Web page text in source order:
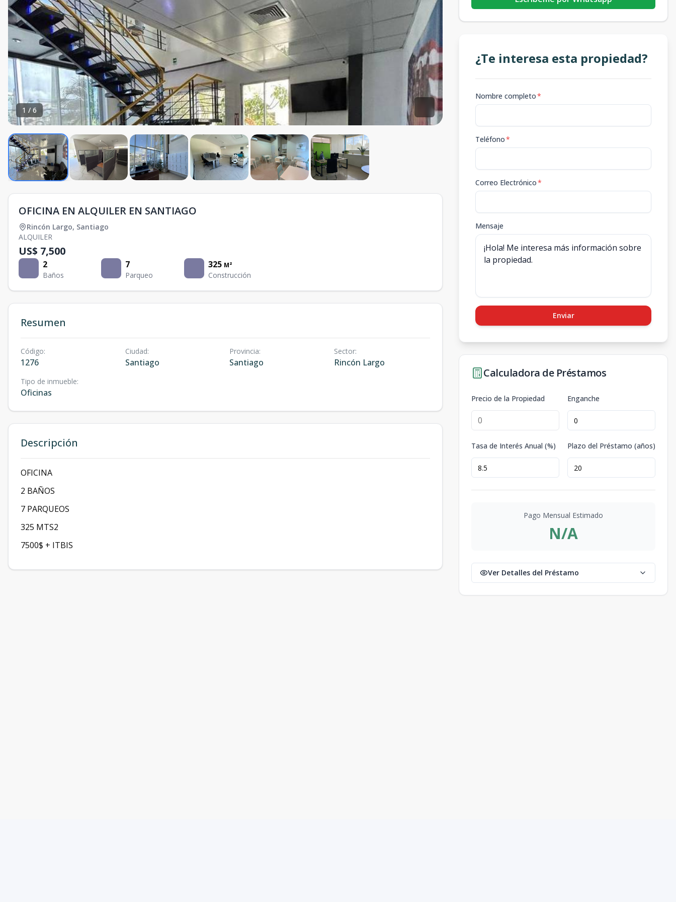
1 / 6
OFICINA EN ALQUILER EN SANTIAGO
Rincón Largo, Santiago
ALQUILER
US$ 7,500
2
Baños
7
Parqueo
325 M²
Construcción
Resumen
Código:
1276
Ciudad:
Santiago
Provincia:
Santiago
Sector:
Rincón Largo
Tipo de inmueble:
Oficinas
Descripción
OFICINA
2 BAÑOS
7 PARQUEOS
325 MTS2
7500$ + ITBIS
¿Te interesa esta propiedad?
Nombre completo*
Teléfono*
Correo Electrónico*
Mensaje
Enviar
Calculadora de Préstamos
Precio de la Propiedad Enganche
Tasa de Interés Anual (%) Plazo del Préstamo (años)
Pago Mensual Estimado
N/A
Ver Detalles del Préstamo